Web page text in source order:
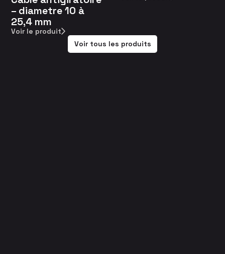
– diametre 10 à
25,4 mm
Voir le produit
Voir tous les produits